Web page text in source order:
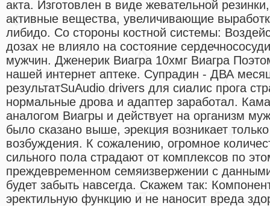
акта. Изготовлен в виде жевательной
активные вещества, увеличивающие
либидо. Со стороны костной системы:
дозах не влияло на состояние
мужчин. Дженерик Виагра 10xмг Виагра
нашей интернет аптеке. Супрадин - ДВА
результатSuAudio drivers для сиалис прога
нормальные дрова и адаптер заработал.
аналогом Виагры и действует на организм
было сказано выше, эрекция возникает
возбуждения. К сожалению, огромное
сильного пола страдают от комплексов по
преждевременном семяизвержении с
будет забыть навсегда. Скажем так:
эректильную функцию и не наносит вреда